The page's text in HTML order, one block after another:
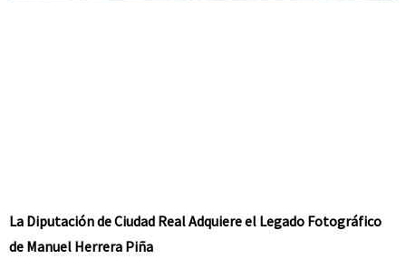
La Diputación de Ciudad Real Adquiere el Legado Fotográfico
de Manuel Herrera Piña